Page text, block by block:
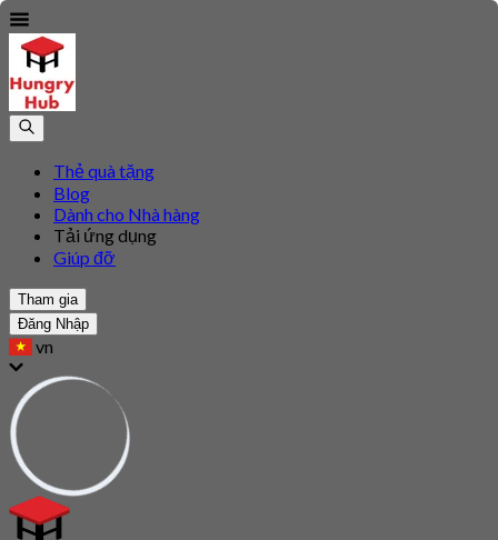
Thẻ quà tặng
Blog
Dành cho Nhà hàng
Tải ứng dụng
Giúp đỡ
Tham gia
Đăng Nhập
vn